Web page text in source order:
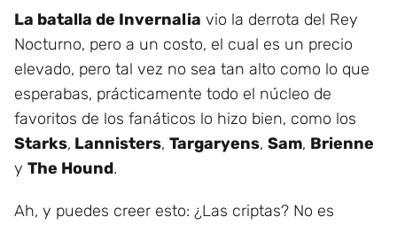
La batalla de Invernalia vio la derrota del Rey
Nocturno, pero a un costo, el cual es un precio
elevado, pero tal vez no sea tan alto como lo que
esperabas, prácticamente todo el núcleo de
favoritos de los fanáticos lo hizo bien, como los
Starks, Lannisters, Targaryens, Sam, Brienne
y The Hound.
Ah, y puedes creer esto: ¿Las criptas? No es